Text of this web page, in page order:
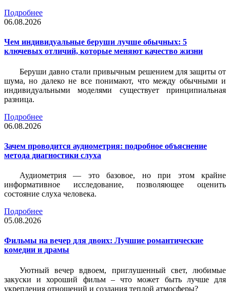
Подробнее
06.08.2026
Чем индивидуальные беруши лучше обычных: 5
ключевых отличий, которые меняют качество жизни
Беруши давно стали привычным решением для защиты от
шума, но далеко не все понимают, что между обычными и
индивидуальными моделями существует принципиальная
разница.
Подробнее
06.08.2026
Зачем проводится аудиометрия: подробное объяснение
метода диагностики слуха
Аудиометрия — это базовое, но при этом крайне
информативное исследование, позволяющее оценить
состояние слуха человека.
Подробнее
05.08.2026
Фильмы на вечер для двоих: Лучшие романтические
комедии и драмы
Уютный вечер вдвоем, приглушенный свет, любимые
закуски и хороший фильм – что может быть лучше для
укрепления отношений и создания теплой атмосферы?